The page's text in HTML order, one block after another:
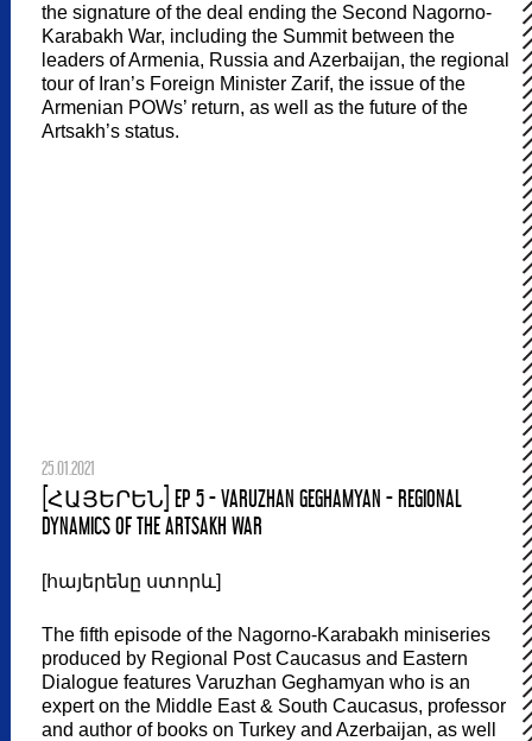
the signature of the deal ending the Second Nagorno-
Karabakh War, including the Summit between the
leaders of Armenia, Russia and Azerbaijan, the regional
tour of Iran’s Foreign Minister Zarif, the issue of the
Armenian POWs’ return, as well as the future of the
Artsakh’s status.
25.01.2021
[ՀԱՅԵՐԵՆ] EP 5 - VARUZHAN GEGHAMYAN - REGIONAL
DYNAMICS OF THE ARTSAKH WAR
[հայերենը ստորև]
The fifth episode of the Nagorno-Karabakh miniseries
produced by Regional Post Caucasus and Eastern
Dialogue features Varuzhan Geghamyan who is an
expert on the Middle East & South Caucasus, professor
and author of books on Turkey and Azerbaijan, as well